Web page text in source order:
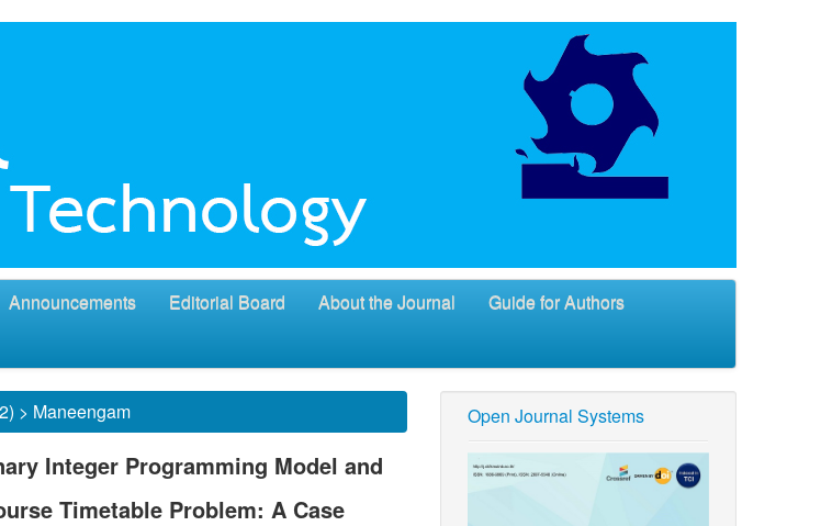
Announcements Editorial Board About the Journal
Guide for Authors
> Maneengam
Integer Programming Model and
Timetable Problem: A Case
Open Journal Systems